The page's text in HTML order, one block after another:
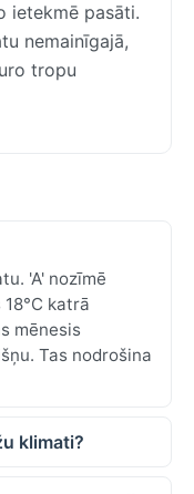
ietekmē pasāti.
nemainīgajā,
tropu
'A' nozīmē
katrā
mēnesis
Tas nodrošina
klimati?